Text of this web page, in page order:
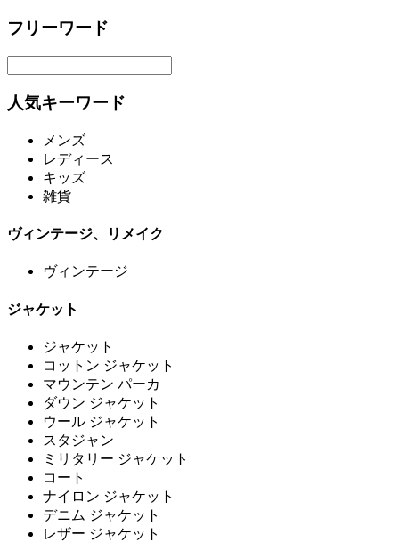
フリーワード
人気キーワード
メンズ
レディース
キッズ
雑貨
ヴィンテージ、リメイク
ヴィンテージ
ジャケット
ジャケット
コットン ジャケット
マウンテン パーカ
ダウン ジャケット
ウール ジャケット
スタジャン
ミリタリー ジャケット
コート
ナイロン ジャケット
デニム ジャケット
レザー ジャケット